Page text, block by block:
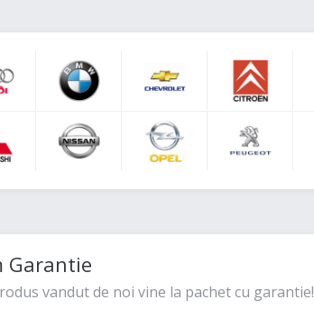
Garantie
vandut de noi vine la pachet cu garantie!